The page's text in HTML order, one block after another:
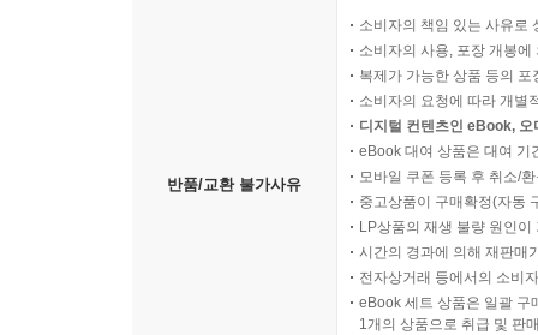
반품/교환 불가사유
소비자의 책임 있는 사유로
소비자의 사용, 포장 개봉
복제가 가능한 상품 등의
소비자의 요청에 따라 개별
디지털 컨텐츠인 eBook,
eBook 대여 상품은 대여 기
모바일 쿠폰 등록 후 취소/
중고상품이 구매확정(자동
LP상품의 재생 불량 원인
시간의 경과에 의해 재판매
전자상거래 등에서의 소비
eBook 세트 상품은 일괄 구
1개의 상품으로 취급 및 판